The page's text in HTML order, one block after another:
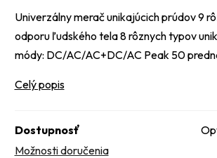
Univerzálny merač unikajúcich prúdov 9
odporu ľudského tela 8 rôznych typov
módy: DC/AC/AC+DC/AC Peak 50
Celý popis
Dostupnosť
Možnosti doručenia